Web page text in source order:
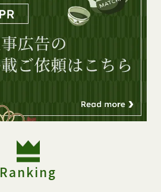
Ranking